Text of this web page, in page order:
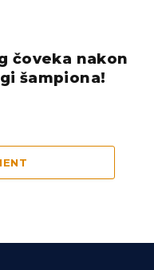
čoveka nakon
šampiona!